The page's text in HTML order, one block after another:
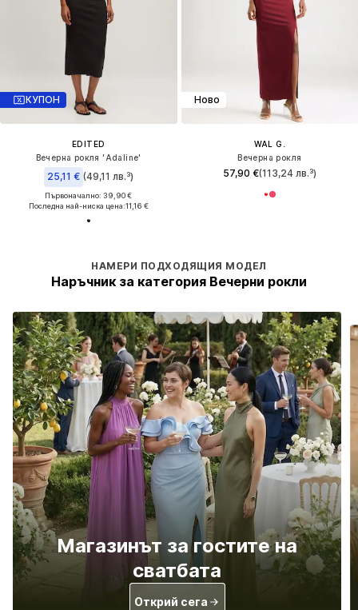
КУПОН
EDITED
Вечерна рокля 'Adaline'
25,11 € (49,11 лв.³)
Първоначално: 39,90 €
Последна най-ниска цена:11,16 €
Ново
WAL G.
Вечерна рокля
57,90 €(113,24 лв.³)
НАМЕРИ ПОДХОДЯЩИЯ МОДЕЛ
Наръчник за категория Вечерни рокли
Магазинът за гостите на
сватбата
Открий сега